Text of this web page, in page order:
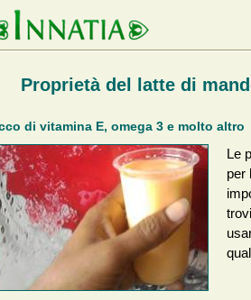
Proprietà del latte di
di vitamina E, omega 3 e molto altro
Le
per